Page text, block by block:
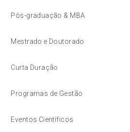
Pós-graduação & MBA
Mestrado e Doutorado
Curta Duração
Programas de Gestão
Eventos Científicos